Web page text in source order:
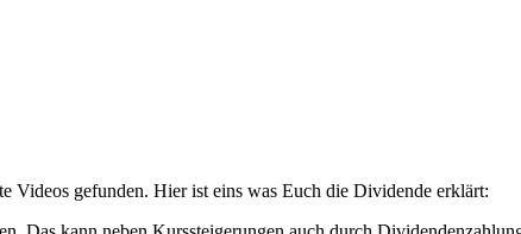
Videos gefunden. Hier ist eins was Euch die Dividende erklärt: